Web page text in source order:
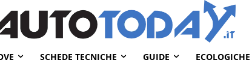
SCHEDE TECNICHE GUIDE ECOLOGICHE